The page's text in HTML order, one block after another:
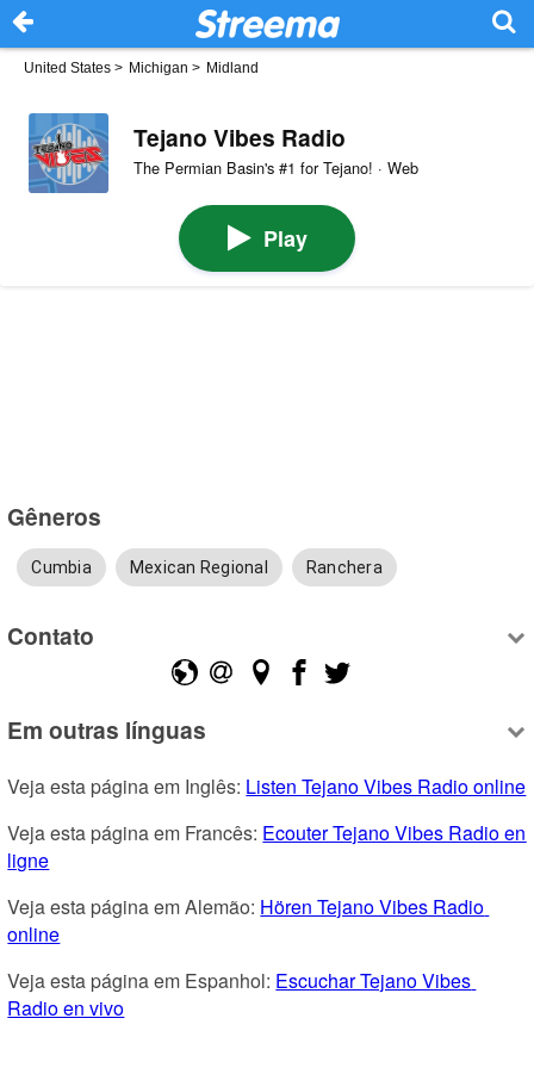
United States > Michigan > Midland
Tejano Vibes Radio
The Permian Basin's #1 for Tejano! · Web
Play
Gêneros
Cumbia Mexican Regional Ranchera
Contato
Em outras línguas
Veja esta página em Inglês: Listen Tejano Vibes Radio online
Veja esta página em Francês: Ecouter Tejano Vibes Radio en
ligne
Veja esta página em Alemão: Hören Tejano Vibes Radio
online
Veja esta página em Espanhol: Escuchar Tejano Vibes
Radio en vivo